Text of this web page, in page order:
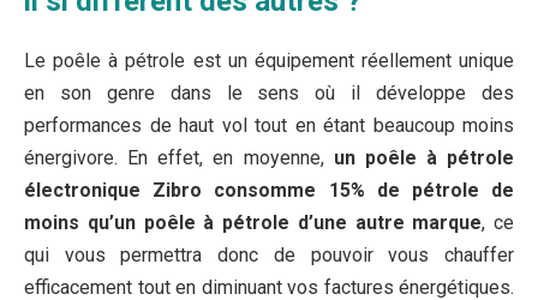
Le poêle à pétrole est un équipement réellement unique
en son genre dans le sens où il développe des
performances de haut vol tout en étant beaucoup moins
énergivore. En effet, en moyenne, un poêle à pétrole
électronique Zibro consomme 15% de pétrole de
moins qu’un poêle à pétrole d’une autre marque, ce
qui vous permettra donc de pouvoir vous chauffer
efficacement tout en diminuant vos factures énergétiques.